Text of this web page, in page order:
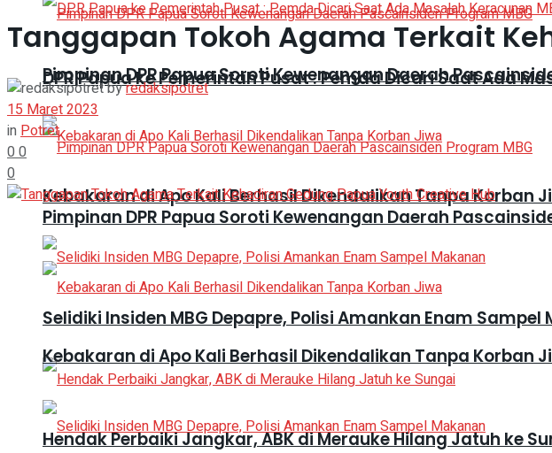
Pimpinan DPR Papua Soroti Kewenangan Daerah
Kebakaran di Apo Kali Berhasil Dikendalikan Tanpa Korban
Selidiki Insiden MBG Depapre, Polisi Amankan Enam Sampel
Hendak Perbaiki Jangkar, ABK di Merauke Hilang Jatuh ke
DPR Papua ke Pemerintah Pusat : Pemda Dicari Saat Ada
Pimpinan DPR Papua Soroti Kewenangan Daerah
Kebakaran di Apo Kali Berhasil Dikendalikan Tanpa Korban
Tanggapan Tokoh Agama Terkait
byredaksipotret
15 Maret 2023
inPotret
00
0